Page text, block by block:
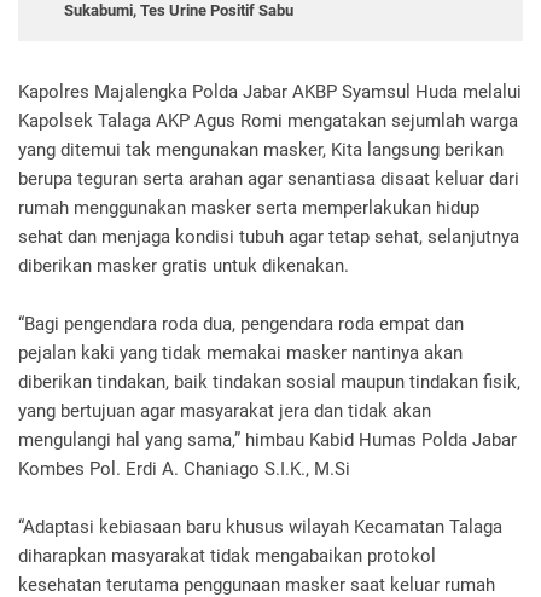
Sukabumi, Tes Urine Positif Sabu
Kapolres Majalengka Polda Jabar AKBP Syamsul Huda melalui
Kapolsek Talaga AKP Agus Romi mengatakan sejumlah warga
yang ditemui tak mengunakan masker, Kita langsung berikan
berupa teguran serta arahan agar senantiasa disaat keluar dari
rumah menggunakan masker serta memperlakukan hidup
sehat dan menjaga kondisi tubuh agar tetap sehat, selanjutnya
diberikan masker gratis untuk dikenakan.
“Bagi pengendara roda dua, pengendara roda empat dan
pejalan kaki yang tidak memakai masker nantinya akan
diberikan tindakan, baik tindakan sosial maupun tindakan fisik,
yang bertujuan agar masyarakat jera dan tidak akan
mengulangi hal yang sama,” himbau Kabid Humas Polda Jabar
Kombes Pol. Erdi A. Chaniago S.I.K., M.Si
“Adaptasi kebiasaan baru khusus wilayah Kecamatan Talaga
diharapkan masyarakat tidak mengabaikan protokol
kesehatan terutama penggunaan masker saat keluar rumah